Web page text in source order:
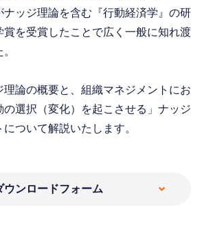
ナッジ理論を含む『行動経済学』の研
賞を受賞したことで広く一般に知れ渡
論の概要と、組織マネジメントにお
の選択（変化）を起こさせる」ナッジ
ついて解説いたします。
ウンロードフォーム